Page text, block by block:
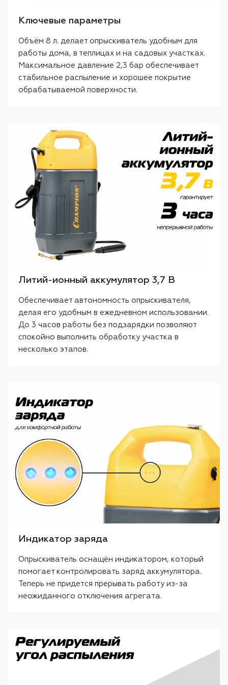
Ключевые параметры
Объём 8 л. делает опрыскиватель удобным для
работы дома, в теплицах и на садовых участках.
Максимальное давление 2,3 бар обеспечивает
стабильное распыление и хорошее покрытие
обрабатываемой поверхности.
Литий-ионный аккумулятор 3,7 В
Обеспечивает автономность опрыскивателя,
делая его удобным в ежедневном использовании.
До 3 часов работы без подзарядки позволяют
спокойно выполнить обработку участка в
несколько этапов.
Индикатор заряда
Опрыскиватель оснащён индикатором, который
помогает контролировать заряд аккумулятора.
Теперь не придется прерывать работу из-за
неожиданного отключения агрегата.